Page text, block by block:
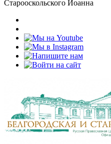
Старооскольского Иоанна